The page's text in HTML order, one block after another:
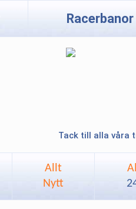
Racerbanor
Tack till alla våra
Allt
Nytt